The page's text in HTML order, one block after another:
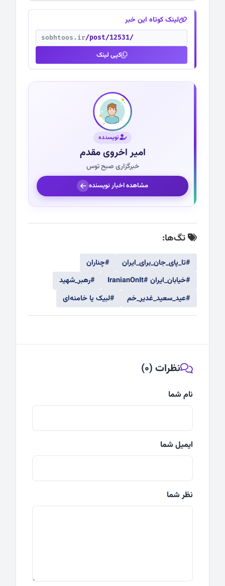
لینک کوتاه این خبر
sobhtoos.ir/post/12531/
کپی لینک
نویسنده
امیر اخروی مقدم
خبرگزاری صبح توس
مشاهده اخبار نویسنده
تگ‌ها:
#تا_پای_جان_برای_ایران
#چناران
#خیابان_ایران #IranianOnIt
#رهبر_شهید
#عید_سعید_غدیر_خم
#لبیک یا خامنه‌ای
نظرات (0)
نام شما
ایمیل شما
نظر شما